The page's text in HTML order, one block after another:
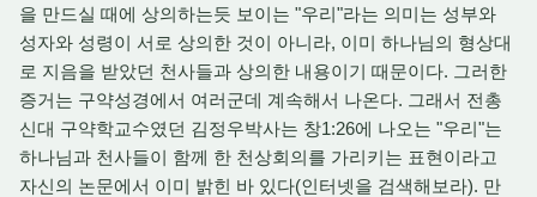
을 만드실 때에 상의하는듯 보이는 "우리"라는 의미는 성부와
성자와 성령이 서로 상의한 것이 아니라, 이미 하나님의 형상대
로 지음을 받았던 천사들과 상의한 내용이기 때문이다. 그러한
증거는 구약성경에서 여러군데 계속해서 나온다. 그래서 전총
신대 구약학교수였던 김정우박사는 창1:26에 나오는 "우리"는
하나님과 천사들이 함께 한 천상회의를 가리키는 표현이라고
자신의 논문에서 이미 밝힌 바 있다(인터넷을 검색해보라). 만